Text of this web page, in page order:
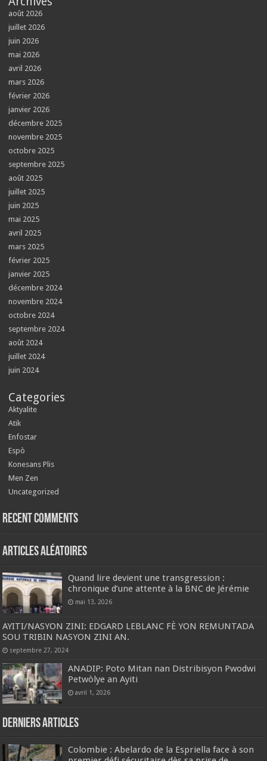
août 2026
juillet 2026
juin 2026
mai 2026
avril 2026
mars 2026
février 2026
janvier 2026
décembre 2025
novembre 2025
octobre 2025
septembre 2025
août 2025
juillet 2025
juin 2025
mai 2025
avril 2025
mars 2025
février 2025
janvier 2025
décembre 2024
novembre 2024
octobre 2024
septembre 2024
août 2024
juillet 2024
juin 2024
Categories
Aktyalite
Atik
Enfostar
Espò
Konesans Plis
Men Zen
Uncategorized
Recent Comments
Articles aléatoires
Quand lire devient une transgression :
chronique d’une attente à la BNC de Jérémie
mai 13, 2026
AYITI/NASYON ZINI: EDGARD LEBLANC FÈ YON REMUNTADA
SOU TRIBIN NASYON ZINI AN.
septembre 27, 2024
ANADIP: Poto Mitan nan Distribisyon Pwodwi
Petwòlye an Ayiti
avril 1, 2026
Derniers articles
Colombie : Abelardo de la Espriella face à son